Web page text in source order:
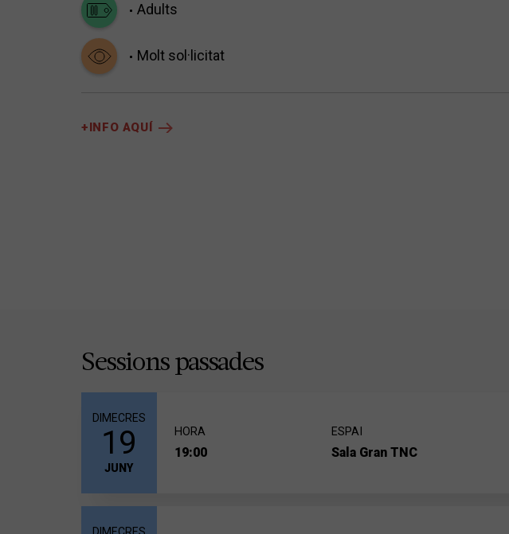
Adults
Molt sol·licitat
+INFO AQUÍ
Sessions passades
DIMECRES
19
JUNY
HORA
19:00
ESPAI
Sala Gran TNC